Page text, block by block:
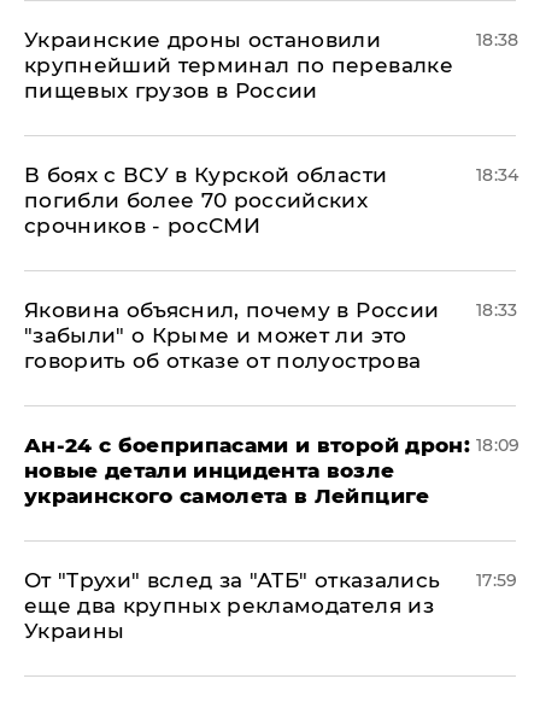
Украинские дроны остановили
крупнейший терминал по перевалке
пищевых грузов в России
18:38
В боях с ВСУ в Курской области
погибли более 70 российских
срочников - росСМИ
18:34
Яковина объяснил, почему в России
"забыли" о Крыме и может ли это
говорить об отказе от полуострова
18:33
Ан-24 с боеприпасами и второй дрон:
новые детали инцидента возле
украинского самолета в Лейпциге
18:09
От "Трухи" вслед за "АТБ" отказались
еще два крупных рекламодателя из
Украины
17:59